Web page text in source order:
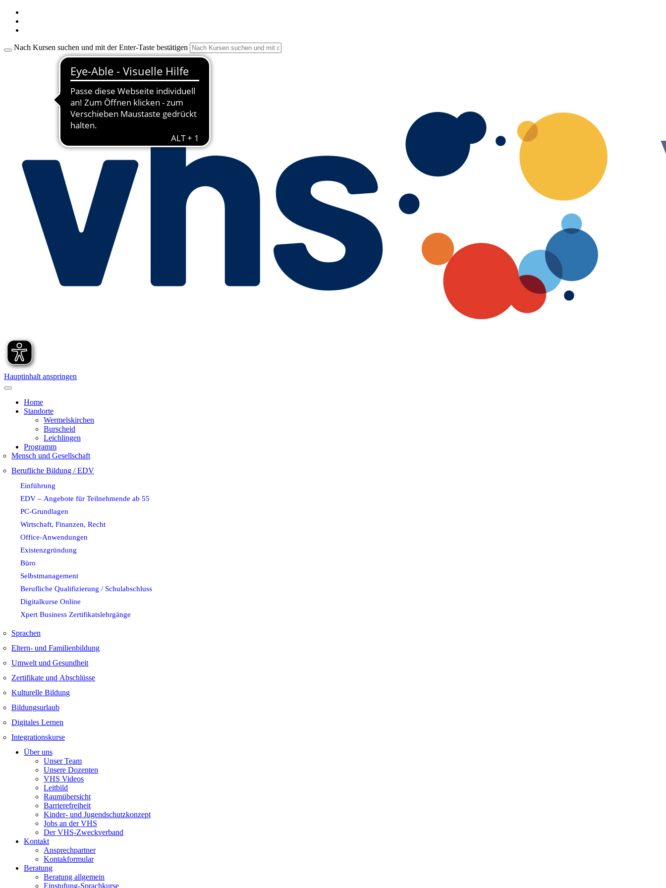
Nach Kursen suchen und mit der Enter-Taste bestätigen
Hauptinhalt anspringen
Home
Standorte
Wermelskirchen
Burscheid
Leichlingen
Programm
Mensch und Gesellschaft
Berufliche Bildung / EDV
Einführung
EDV – Angebote für Teilnehmende ab 55
PC-Grundlagen
Wirtschaft, Finanzen, Recht
Office-Anwendungen
Existenzgründung
Büro
Selbstmanagement
Berufliche Qualifizierung / Schulabschluss
Digitalkurse Online
Xpert Business Zertifikatslehrgänge
Sprachen
Eltern- und Familienbildung
Umwelt und Gesundheit
Zertifikate und Abschlüsse
Kulturelle Bildung
Bildungsurlaub
Digitales Lernen
Integrationskurse
Über uns
Unser Team
Unsere Dozenten
VHS Videos
Leitbild
Raumübersicht
Barrierefreiheit
Kinder- und Jugendschutzkonzept
Jobs an der VHS
Der VHS-Zweckverband
Kontakt
Ansprechpartner
Kontakformular
Beratung
Beratung allgemein
Einstufung-Sprachkurse